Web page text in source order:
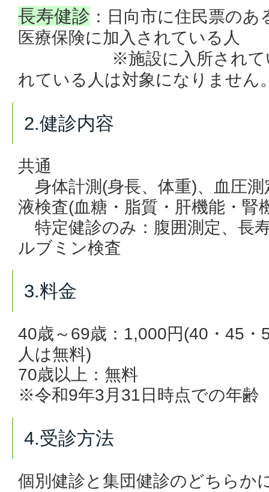
長寿健診 ：日向市に住民票の
医療保険に加入されている人
※施設に入所されてい
れている人は対象になりません
2.健診内容
共通
身体計測(身長、体重)、血圧測
液検査(血糖・脂質・肝機能・腎
特定健診のみ：腹囲測定、長
ルブミン検査
3.料金
40歳～69歳：1,000円(40・45・
人は無料)
70歳以上：無料
※令和9年3月31日時点での年齢
4.受診方法
個別健診と集団健診のどちらか